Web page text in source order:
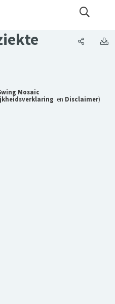
Mosaic
en Disclaimer)